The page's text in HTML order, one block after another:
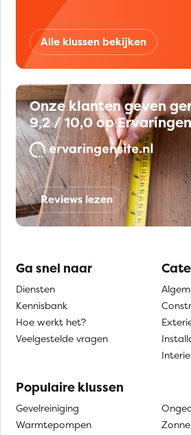
Alle klussen bekijken
Onze klanten geven
9,2 / 10,0 op
Reviews lezen
Ga snel naar
Diensten
Kennisbank
Hoe werkt het?
Veelgestelde vragen
Populaire klussen
Gevelreiniging
Warmtepompen